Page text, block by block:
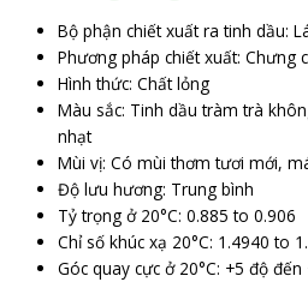
Bộ phận chiết xuất ra tinh dầu:
Phương pháp chiết xuất: Chưng
Hình thức: Chất lỏng
Màu sắc: Tinh dầu tràm trà
nhạt
Mùi vị: Có mùi thơm tươi mới,
Độ lưu hương: Trung bình
Tỷ trọng ở 20°C: 0.885 to 0.906
Chỉ số khúc xạ 20°C: 1.4940 to
Góc quay cực ở 20°C: +5 độ